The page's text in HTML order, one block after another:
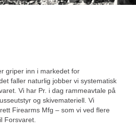
griper inn i markedet for
faller naturlig jobber vi systematisk
Vi har Pr. i dag rammeavtale på
og skivemateriell. Vi
Firearms Mfg – som vi ved flere
Forsvaret.